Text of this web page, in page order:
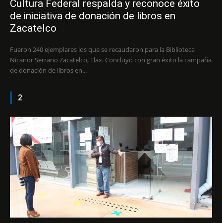
Cultura Federal respalda y reconoce éxito
de iniciativa de donación de libros en
Zacatelco
Fueron 240 ejemplares los que se recaudaron para la Biblioteca
Nicanor Serrano Zacatelco, Tlax. Concluyó con gran éxito la campaña
de donación de libros en...
2